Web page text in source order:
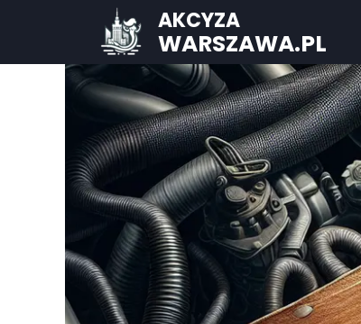
AKCYZA
WARSZAWA.PL